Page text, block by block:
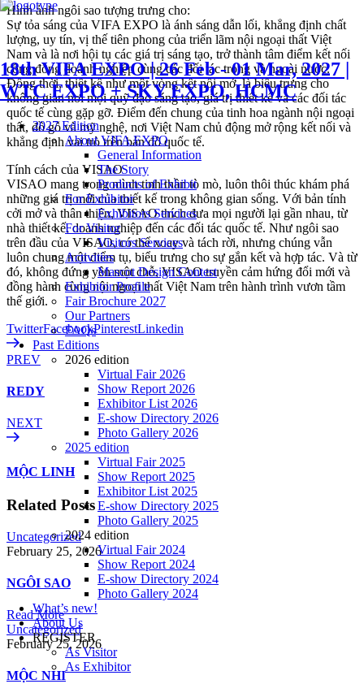
18th VIFA EXPO | 26 Feb - 01 Mar, 2027 |
WTC EXPO + SKY EXPO, HCMC
2027 Edition
About VIFA EXPO
General Information
The Story
Products of Exhibit
For Exhibitor
Exhibitors Services
For Visitor
Visitors Services
Activities
Mascot Design Contest
Exhibitor Profile
Fair Brochure 2027
Our Partners
FAQs
Past Editions
2026 edition
Virtual Fair 2026
Show Report 2026
Exhibitor List 2026
E-show Directory 2026
Photo Gallery 2026
2025 edition
Virtual Fair 2025
Show Report 2025
Exhibitor List 2025
E-show Directory 2025
Photo Gallery 2025
2024 edition
Virtual Fair 2024
Show Report 2024
E-show Directory 2024
Photo Gallery 2024
What’s new!
About Us
REGISTER
As Visitor
As Exhibitor
Hình ảnh ngôi sao tượng trưng cho:
Sự tỏa sáng của VIFA EXPO là ánh sáng dẫn lối, khẳng định chất
lượng, uy tín, vị thế tiên phong của triển lãm nội ngoại thất Việt
Nam và là nơi hội tụ các giá trị sáng tạo, trở thành tâm điểm kết nối
cộng đồng doanh nghiệp cùng các đối tác trong và ngoài nước.
Đồng thời, thiết kế như một vòng kết nối mở, là biểu trưng cho
không gian nơi mọi quỹ đạo sáng tạo, giá trị thiết kế và các đối tác
quốc tế cùng gặp gỡ. Điểm đến chung của tinh hoa ngành nội ngoại
thất, đồ gỗ và mỹ nghệ, nơi Việt Nam chủ động mở rộng kết nối và
khẳng định vai trò trên bản đồ quốc tế.
Tính cách của VISAO
VISAO mang trong mình tinh thần tò mò, luôn thôi thúc khám phá
những giá trị mới của thiết kế trong không gian sống. Với bản tính
cởi mở và thân thiện, VISAO thích đưa mọi người lại gần nhau, từ
nhà thiết kế, doanh nghiệp đến các đối tác quốc tế. Như ngôi sao
trên đầu của VISAO, có thể xoay và tách rời, nhưng chúng vẫn
luôn chung một điểm tụ, biểu trưng cho sự gắn kết và hợp tác. Và từ
đó, không đứng yên một chỗ, VISAO truyền cảm hứng đổi mới và
đồng hành cùng nội ngoại thất Việt Nam trên hành trình vươn tầm
thế giới.
TwitterFacebookPinterestLinkedin
PREV
REDY
NEXT
MỘC LINH
Related Posts
Uncategorized
February 25, 2026
NGÔI SAO
Read More
Uncategorized
February 25, 2026
MỘC NHI